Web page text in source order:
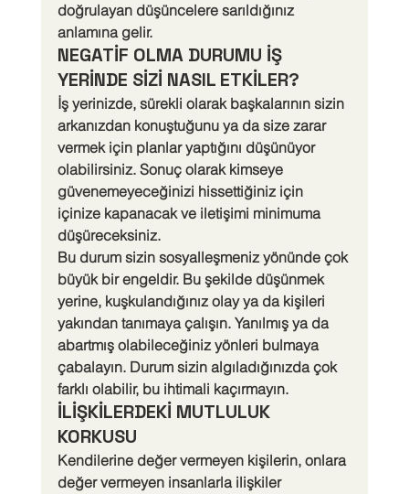
doğrulayan düşüncelere sarıldığınız
anlamına gelir.
NEGATİF OLMA DURUMU İŞ
YERİNDE SİZİ NASIL ETKİLER?
İş yerinizde, sürekli olarak başkalarının sizin
arkanızdan konuştuğunu ya da size zarar
vermek için planlar yaptığını düşünüyor
olabilirsiniz. Sonuç olarak kimseye
güvenemeyeceğinizi hissettiğiniz için
içinize kapanacak ve iletişimi minimuma
düşüreceksiniz.
Bu durum sizin sosyalleşmeniz yönünde çok
büyük bir engeldir. Bu şekilde düşünmek
yerine, kuşkulandığınız olay ya da kişileri
yakından tanımaya çalışın. Yanılmış ya da
abartmış olabileceğiniz yönleri bulmaya
çabalayın. Durum sizin algıladığınızda çok
farklı olabilir, bu ihtimali kaçırmayın.
İLİŞKİLERDEKİ MUTLULUK
KORKUSU
Kendilerine değer vermeyen kişilerin, onlara
değer vermeyen insanlarla ilişkiler